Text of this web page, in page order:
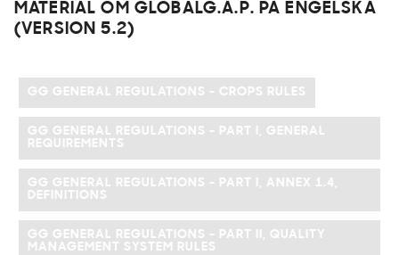
MATERIAL OM GLOBALG.A.P. PÅ ENGELSKA
(VERSION 5.2)
GG GENERAL REGULATIONS - CROPS RULES
GG GENERAL REGULATIONS - PART I, GENERAL
REQUIREMENTS
GG GENERAL REGULATIONS - PART I, ANNEX 1.4,
DEFINITIONS
GG GENERAL REGULATIONS - PART II, QUALITY
MANAGEMENT SYSTEM RULES